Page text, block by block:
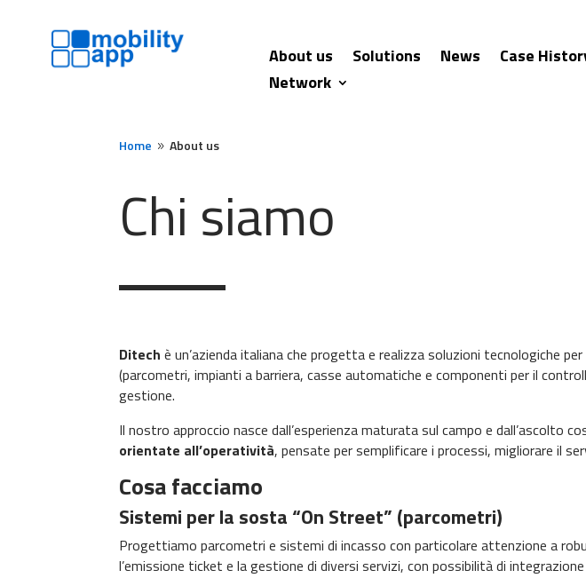
About us Solutions News Case
Network
Home 9 About us
Chi siamo
Ditech è un’azienda italiana che progetta e realizza soluzioni tecnologiche
(parcometri, impianti a barriera, casse automatiche e componenti per il
gestione.
Il nostro approccio nasce dall’esperienza maturata sul campo e dall’ascolto
orientate all’operatività, pensate per semplificare i processi, migliorare il
Cosa facciamo
Sistemi per la sosta “On Street” (parcometri)
Progettiamo parcometri e sistemi di incasso con particolare attenzione a
l’emissione ticket e la gestione di diversi servizi, con possibilità di